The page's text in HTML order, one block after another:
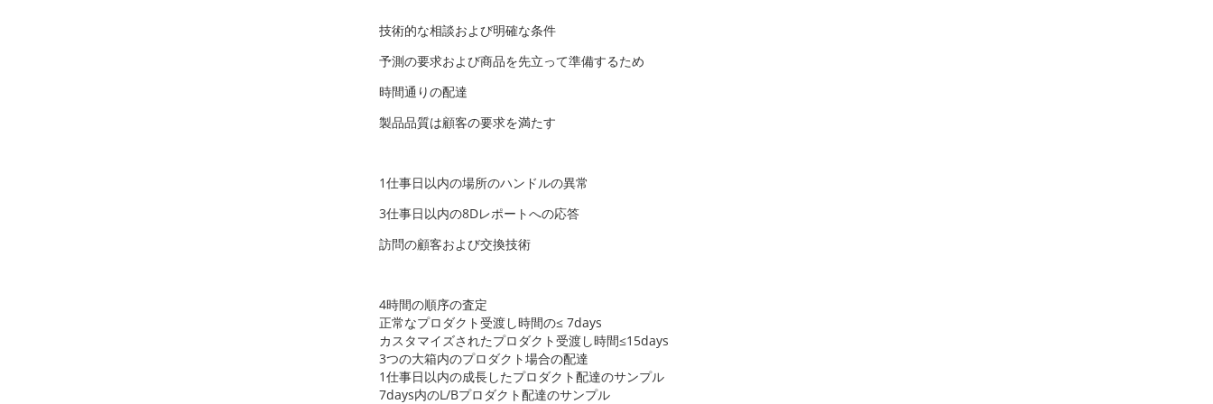
技術的な相談および明確な条件
予測の要求および商品を先立って準備するため
時間通りの配達
製品品質は顧客の要求を満たす
1仕事日以内の場所のハンドルの異常
3仕事日以内の8Dレポートへの応答
訪問の顧客および交換技術
4時間の順序の査定
正常なプロダクト受渡し時間の≤ 7days
カスタマイズされたプロダクト受渡し時間≤15days
3つの大箱内のプロダクト場合の配達
1仕事日以内の成長したプロダクト配達のサンプル
7days内のL/Bプロダクト配達のサンプル